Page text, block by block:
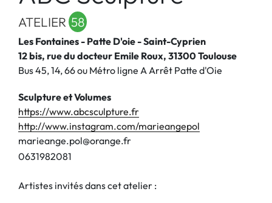
ATELIER 58
Les Fontaines - Patte D'oie - Saint-Cyprien
12 bis, rue du docteur Emile Roux, 31300 Toulouse
Bus 45, 14, 66 ou Métro ligne A Arrêt Patte d'Oie
Sculpture et Volumes
https://www.abcsculpture.fr
http://www.instagram.com/marieangepol
marieange.pol@orange.fr
0631982081
Artistes invités dans cet atelier :